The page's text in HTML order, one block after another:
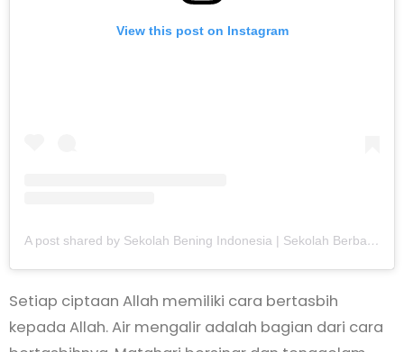
View this post on Instagram
A post shared by Sekolah Bening Indonesia | Sekolah Berbasis Adab dan Literasi (@sekolahbeningindonesia)
Setiap ciptaan Allah memiliki cara bertasbih
kepada Allah. Air mengalir adalah bagian dari cara